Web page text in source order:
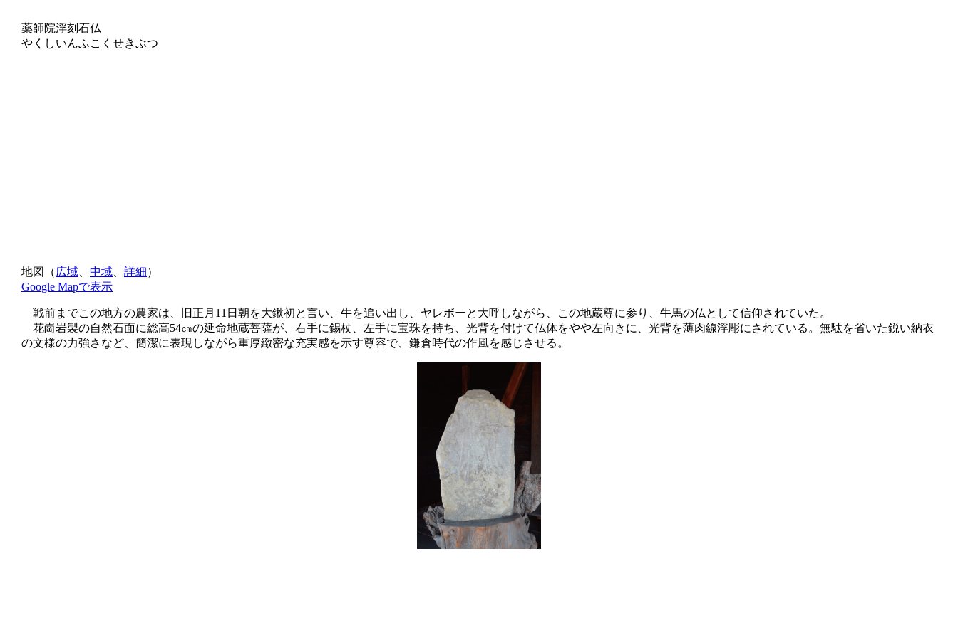
薬師院浮刻石仏
やくしいんふこくせきぶつ
地図（ 広域 中域 詳細）
Google Mapで表示
戦前までこの地方の農家は、旧正月11日朝を大鍬初と言い、牛を追い出し、ヤレボーと大呼しながら、この地蔵尊に参り、牛馬の仏として信仰されていた。
花崗岩製の自然石面に総高54㎝の延命地蔵菩薩が、右手に錫杖、左手に宝珠を持ち、光背を付けて仏体をやや左向きに、光背を薄肉線浮彫にされている。無駄を省いた鋭い納衣
の文様の力強さなど、簡潔に表現しながら重厚緻密な充実感を示す尊容で、鎌倉時代の作風を感じさせる。